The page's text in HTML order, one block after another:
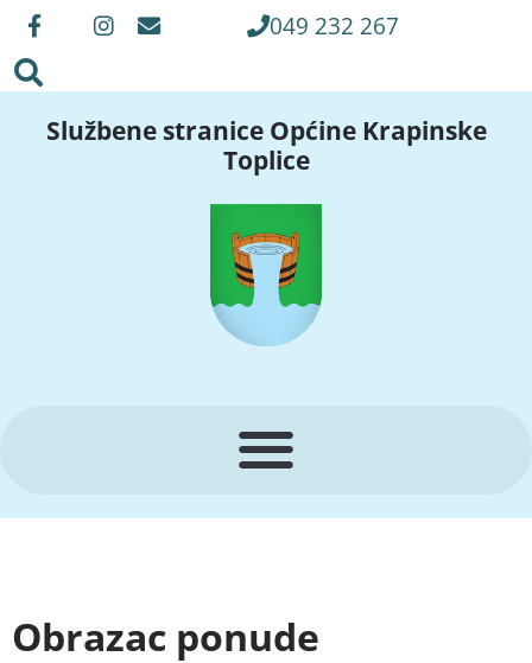
049 232 267
Službene stranice Općine Krapinske
Toplice
Obrazac ponude